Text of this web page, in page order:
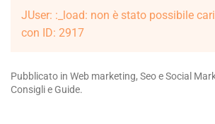
JUser: :_load: non è stato possibile
con ID: 2917
Pubblicato in Web marketing, Seo e Social
Consigli e Guide.